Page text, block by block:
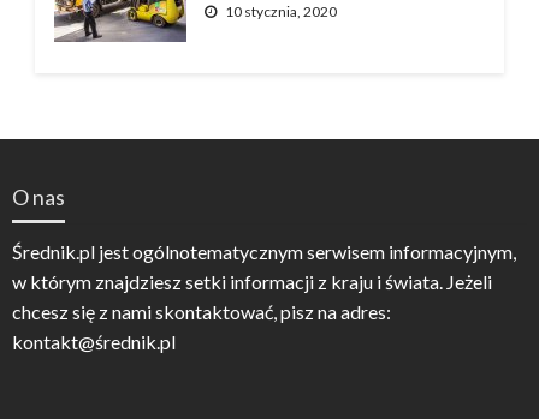
10 stycznia, 2020
O nas
Średnik.pl jest ogólnotematycznym serwisem informacyjnym,
w którym znajdziesz setki informacji z kraju i świata. Jeżeli
chcesz się z nami skontaktować, pisz na adres:
kontakt@średnik.pl